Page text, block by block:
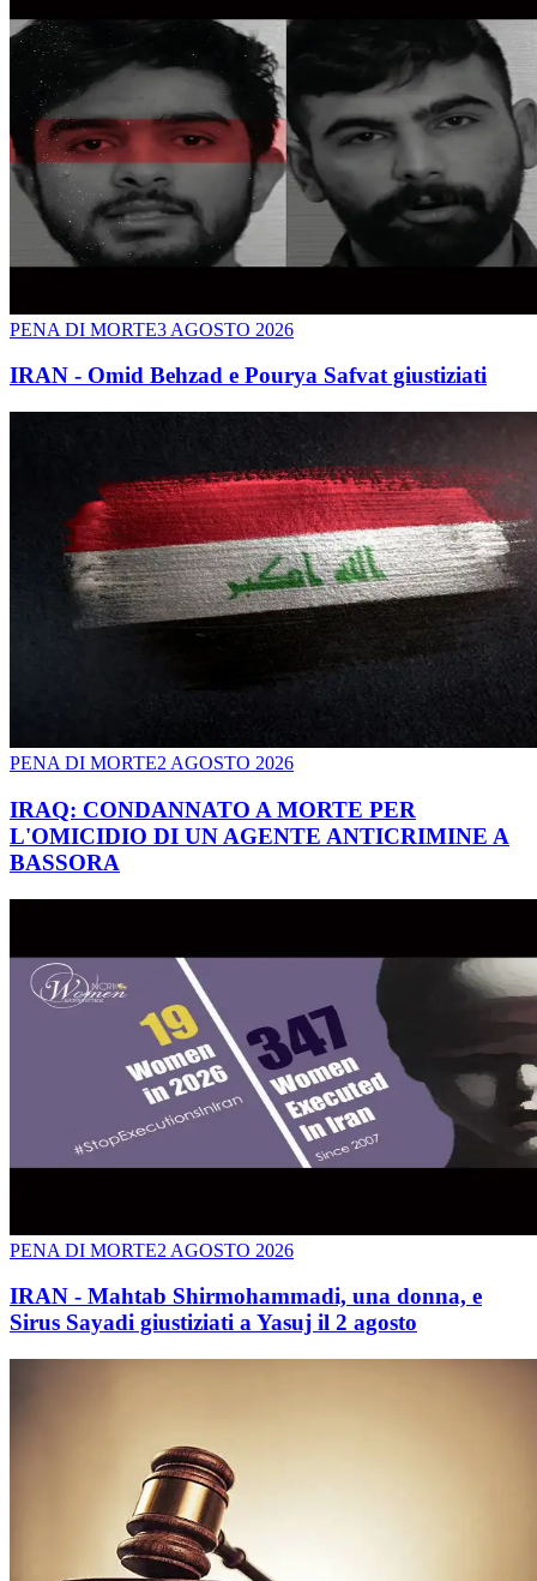
PENA DI MORTE3 AGOSTO 2026
IRAN - Omid Behzad e Pourya Safvat giustiziati
PENA DI MORTE2 AGOSTO 2026
IRAQ: CONDANNATO A MORTE PER
L'OMICIDIO DI UN AGENTE ANTICRIMINE A
BASSORA
PENA DI MORTE2 AGOSTO 2026
IRAN - Mahtab Shirmohammadi, una donna, e
Sirus Sayadi giustiziati a Yasuj il 2 agosto